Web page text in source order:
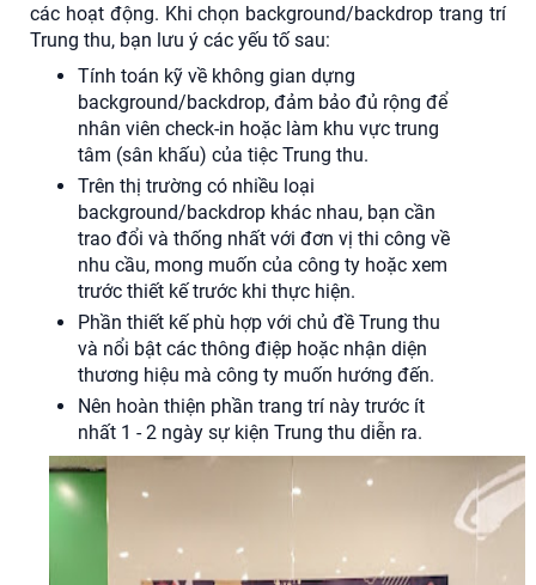
các hoạt động. Khi chọn background/backdrop trang trí
Trung thu, bạn lưu ý các yếu tố sau:
Tính toán kỹ về không gian dựng
background/backdrop, đảm bảo đủ rộng để
nhân viên check-in hoặc làm khu vực trung
tâm (sân khấu) của tiệc Trung thu.
Trên thị trường có nhiều loại
background/backdrop khác nhau, bạn cần
trao đổi và thống nhất với đơn vị thi công về
nhu cầu, mong muốn của công ty hoặc xem
trước thiết kế trước khi thực hiện.
Phần thiết kế phù hợp với chủ đề Trung thu
và nổi bật các thông điệp hoặc nhận diện
thương hiệu mà công ty muốn hướng đến.
Nên hoàn thiện phần trang trí này trước ít
nhất 1 - 2 ngày sự kiện Trung thu diễn ra.